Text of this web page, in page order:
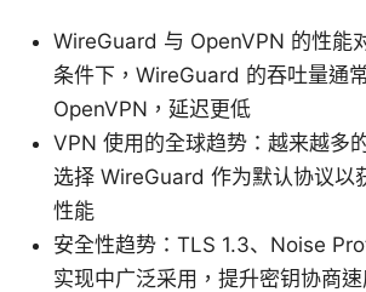
WireGuard 与 OpenVPN 的性能
条件下，WireGuard 的吞吐量通
OpenVPN，延迟更低
VPN 使用的全球趋势：越来越多
选择 WireGuard 作为默认协议以
性能
安全性趋势：TLS 1.3、Noise
实现中广泛采用，提升密钥协商